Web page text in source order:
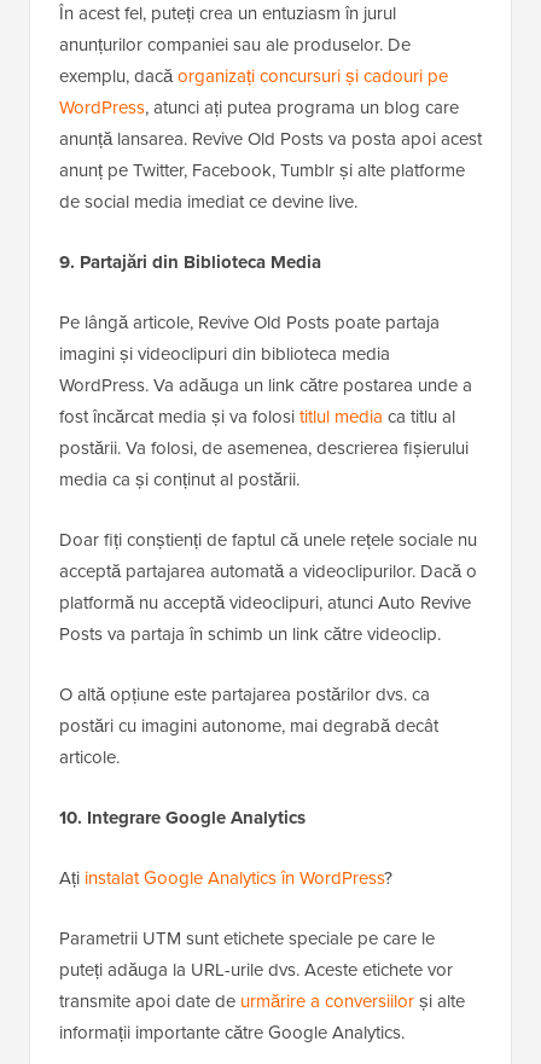
În acest fel, puteți crea un entuziasm în jurul
anunțurilor companiei sau ale produselor. De
exemplu, dacăorganizați concursuri și cadouri pe
WordPress, atunci ați putea programa un blog care
anunță lansarea. Revive Old Posts va posta apoi acest
anunț pe Twitter, Facebook, Tumblr și alte platforme
de social media imediat ce devine live.
9. Partajări din Biblioteca Media
Pe lângă articole, Revive Old Posts poate partaja
imagini și videoclipuri din biblioteca media
WordPress. Va adăuga un link către postarea unde a
fost încărcat media și va folosititlul media ca titlu al
postării. Va folosi, de asemenea, descrierea fișierului
media ca și conținut al postării.
Doar fiți conștienți de faptul că unele rețele sociale nu
acceptă partajarea automată a videoclipurilor. Dacă o
platformă nu acceptă videoclipuri, atunci Auto Revive
Posts va partaja în schimb un link către videoclip.
O altă opțiune este partajarea postărilor dvs. ca
postări cu imagini autonome, mai degrabă decât
articole.
10. Integrare Google Analytics
Ați instalat Google Analytics în WordPress?
Parametrii UTM sunt etichete speciale pe care le
puteți adăuga la URL-urile dvs. Aceste etichete vor
transmite apoi date de urmărire a conversiilorși alte
informații importante către Google Analytics.